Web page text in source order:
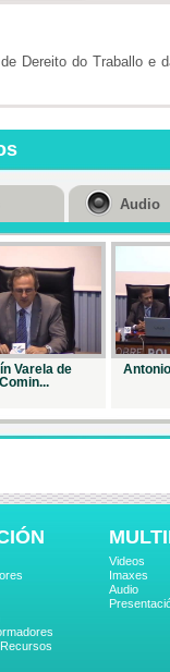
Dereito do Traballo e
Varela de
Audio
Videos
Imaxes
Audio